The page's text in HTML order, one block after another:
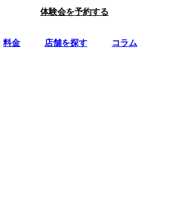
体験会を予約する
料金 店舗を探す コラム